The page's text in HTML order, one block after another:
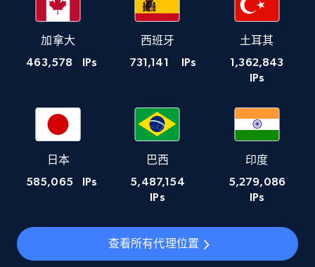
加拿大
463,578 IPs
西班牙
731,141 IPs
土耳其
1,362,843
IPs
日本
585,065 IPs
巴西
5,487,154
IPs
印度
5,279,086
IPs
查看所有代理位置